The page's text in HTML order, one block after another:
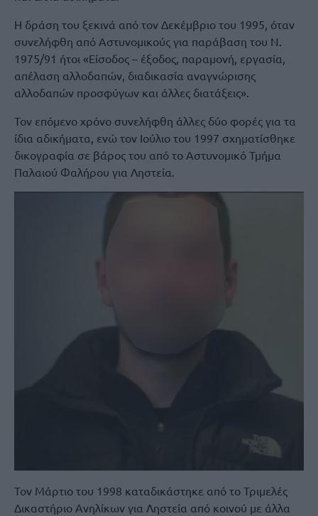
Η δράση του ξεκινά από τον Δεκέμβριο του 1995, όταν
συνελήφθη από Αστυνομικούς για παράβαση του Ν.
1975/91 ήτοι «Είσοδος – έξοδος, παραμονή, εργασία,
απέλαση αλλοδαπών, διαδικασία αναγνώρισης
αλλοδαπών προσφύγων και άλλες διατάξεις».
Τον επόμενο χρόνο συνελήφθη άλλες δύο φορές για τα
ίδια αδικήματα, ενώ τον Ιούλιο του 1997 σχηματίσθηκε
δικογραφία σε βάρος του από το Αστυνομικό Τμήμα
Παλαιού Φαλήρου για Ληστεία.
Τον Μάρτιο του 1998 καταδικάστηκε από το Τριμελές
Δικαστήριο Ανηλίκων για Ληστεία από κοινού με άλλα